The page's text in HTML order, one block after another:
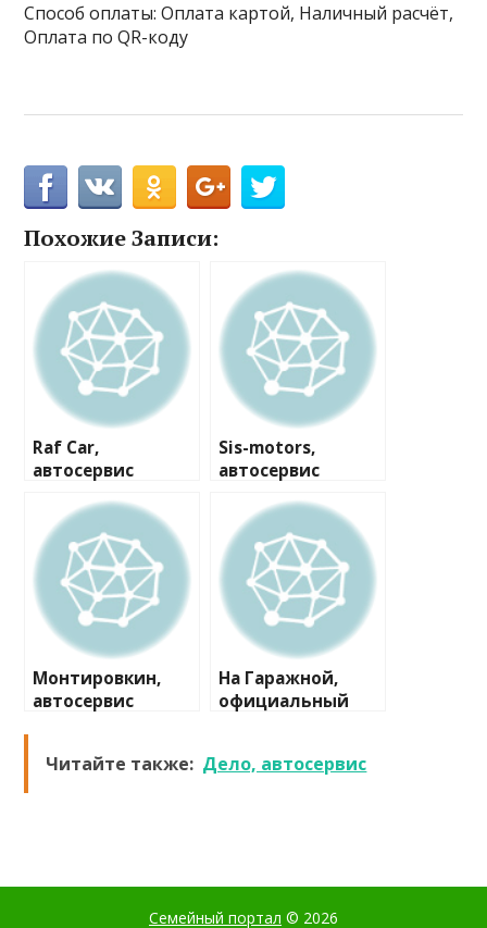
Способ оплаты: Оплата картой, Наличный расчёт,
Оплата по QR-коду
Похожие Записи:
Raf Car,
автосервис
Sis-motors,
автосервис
Монтировкин,
автосервис
На Гаражной,
официальный
Читайте также: Дело, автосервис
Семейный портал © 2026